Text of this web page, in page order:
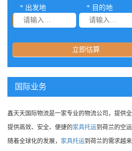
* 出发地 * 目的地
立即估算
国际业务
鑫天天国际物流是一家专业的物流公司，提供
提供高效、安全、便捷的家具托运到荷兰的空运
随着全球化的发展， 家具托运到荷兰的需求越